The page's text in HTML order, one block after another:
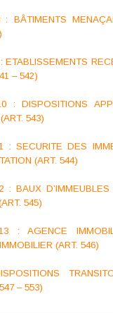
: BÂTIMENTS
ETABLISSEMENTS
– 542)
: DISPOSITIONS
543)
: SECURITE DES
(ART. 544)
: BAUX
545)
: AGENCE
(ART. 546)
– 553)